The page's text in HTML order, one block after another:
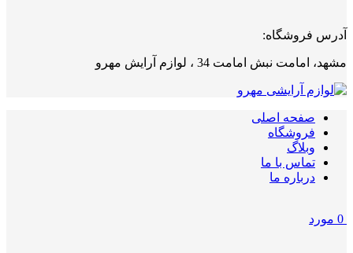
آدرس فروشگاه:
مشهد، امامت نبش امامت 34 ، لوازم آرایش مهرو
صفحه اصلی
فروشگاه
وبلاگ
تماس با ما
درباره ما
0 مورد